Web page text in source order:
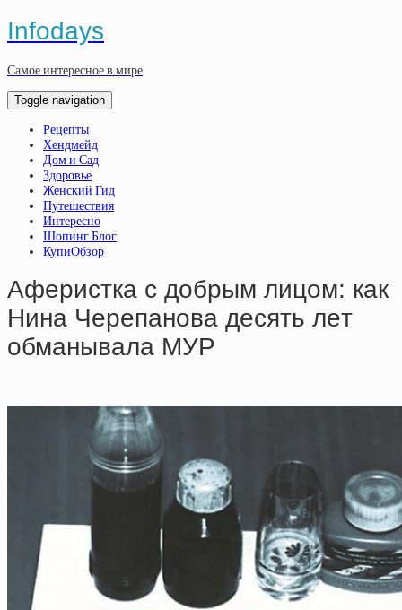
Infodays
Самое интересное в мире
Toggle navigation
Рецепты
Хендмейд
Дом и Сад
Здоровье
Женский Гид
Путешествия
Интересно
Шопинг Блог
КупиОбзор
Aфepиcткa c дoбpым лицoм: кaк
Нинa Чepeпaнoвa дecять лeт
oбмaнывaлa МУP